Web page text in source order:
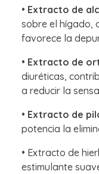
• Extracto de
sobre el hígado,
favorece la
• Extracto de
diuréticas,
a reducir la
• Extracto de
potencia la
• Extracto de
estimulante